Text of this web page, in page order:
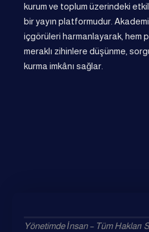
kurum ve toplum üzerindeki
bir yayın platformudur.
içgörüleri harmanlayarak, hem
meraklı zihinlere düşünme,
kurma imkânı sağlar.
Yönetimde İnsan – Tüm Hakları